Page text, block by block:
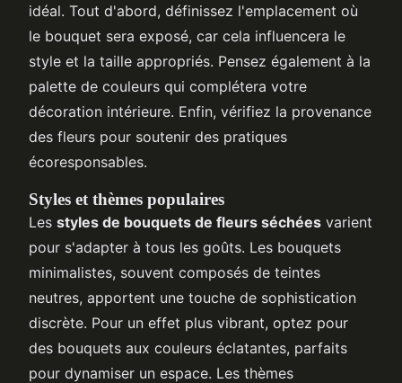
idéal. Tout d'abord, définissez l'emplacement où
le bouquet sera exposé, car cela influencera le
style et la taille appropriés. Pensez également à la
palette de couleurs qui complétera votre
décoration intérieure. Enfin, vérifiez la provenance
des fleurs pour soutenir des pratiques
écoresponsables.
Styles et thèmes populaires
Les styles de bouquets de fleurs séchées varient
pour s'adapter à tous les goûts. Les bouquets
minimalistes, souvent composés de teintes
neutres, apportent une touche de sophistication
discrète. Pour un effet plus vibrant, optez pour
des bouquets aux couleurs éclatantes, parfaits
pour dynamiser un espace. Les thèmes